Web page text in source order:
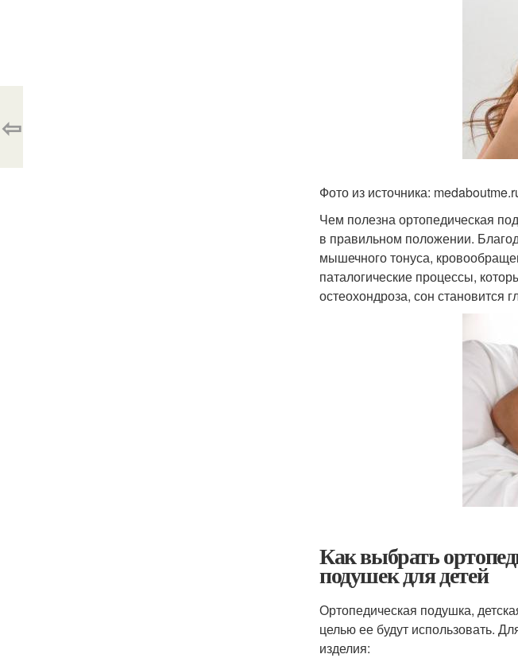
Фото из источника:
Чем полезна ортопедическая
в правильном положении.
мышечного тонуса,
паталогические процессы,
остеохондроза, сон становится
Как выбрать
подушек для детей
Ортопедическая подушка,
целью ее будут использовать.
изделия:
⇦